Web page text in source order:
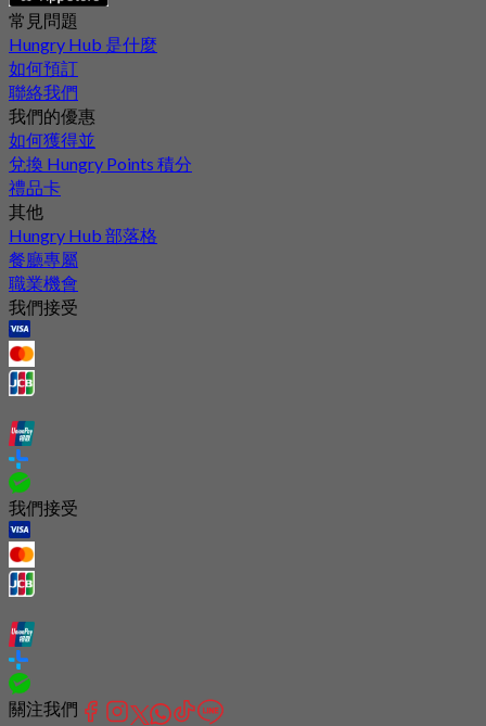
常見問題
Hungry Hub 是什麼
如何預訂
聯絡我們
我們的優惠
如何獲得並
兌換 Hungry Points 積分
禮品卡
其他
Hungry Hub 部落格
餐廳專屬
職業機會
我們接受
我們接受
關注我們